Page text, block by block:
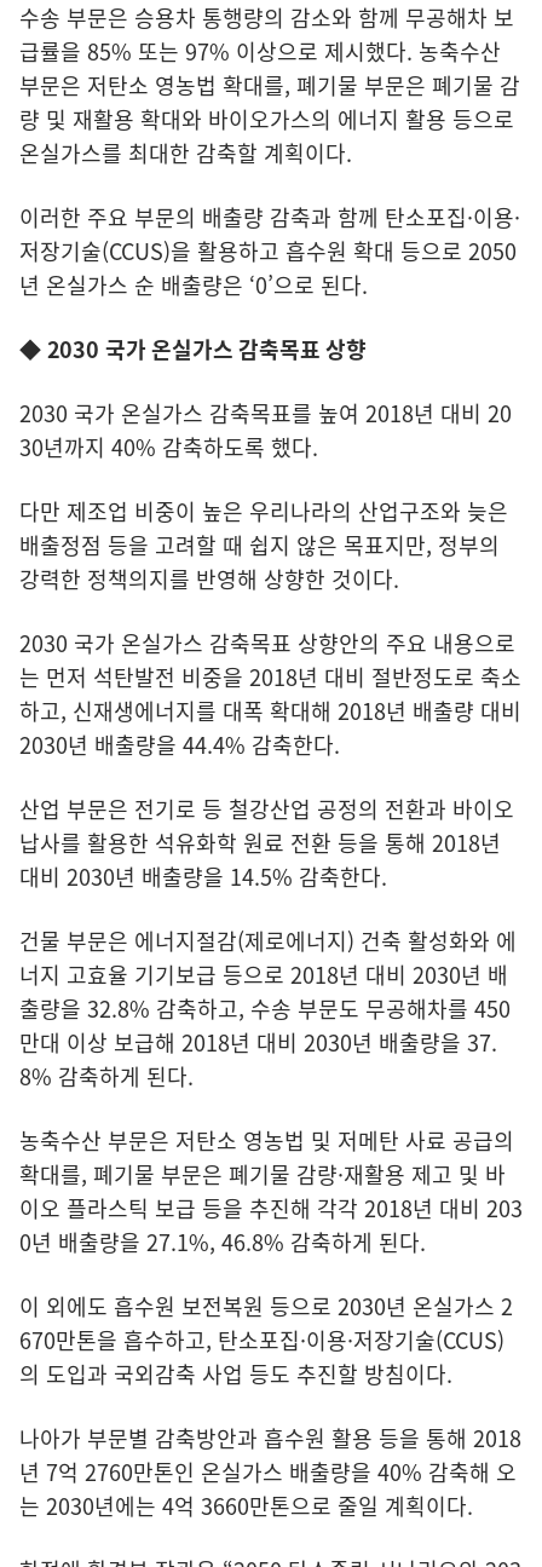
수송 부문은 승용차 통행량의 감소와 함께 무공해차 보
급률을 85% 또는 97% 이상으로 제시했다. 농축수산
부문은 저탄소 영농법 확대를, 폐기물 부문은 폐기물 감
량 및 재활용 확대와 바이오가스의 에너지 활용 등으로
온실가스를 최대한 감축할 계획이다.
이러한 주요 부문의 배출량 감축과 함께 탄소포집·이용·
저장기술(CCUS)을 활용하고 흡수원 확대 등으로 2050
년 온실가스 순 배출량은 ‘0’으로 된다.
◆ 2030 국가 온실가스 감축목표 상향
2030 국가 온실가스 감축목표를 높여 2018년 대비 20
30년까지 40% 감축하도록 했다.
다만 제조업 비중이 높은 우리나라의 산업구조와 늦은
배출정점 등을 고려할 때 쉽지 않은 목표지만, 정부의
강력한 정책의지를 반영해 상향한 것이다.
2030 국가 온실가스 감축목표 상향안의 주요 내용으로
는 먼저 석탄발전 비중을 2018년 대비 절반정도로 축소
하고, 신재생에너지를 대폭 확대해 2018년 배출량 대비
2030년 배출량을 44.4% 감축한다.
산업 부문은 전기로 등 철강산업 공정의 전환과 바이오
납사를 활용한 석유화학 원료 전환 등을 통해 2018년
대비 2030년 배출량을 14.5% 감축한다.
건물 부문은 에너지절감(제로에너지) 건축 활성화와 에
너지 고효율 기기보급 등으로 2018년 대비 2030년 배
출량을 32.8% 감축하고, 수송 부문도 무공해차를 450
만대 이상 보급해 2018년 대비 2030년 배출량을 37.
8% 감축하게 된다.
농축수산 부문은 저탄소 영농법 및 저메탄 사료 공급의
확대를, 폐기물 부문은 폐기물 감량·재활용 제고 및 바
이오 플라스틱 보급 등을 추진해 각각 2018년 대비 203
0년 배출량을 27.1%, 46.8% 감축하게 된다.
이 외에도 흡수원 보전복원 등으로 2030년 온실가스 2
670만톤을 흡수하고, 탄소포집·이용·저장기술(CCUS)
의 도입과 국외감축 사업 등도 추진할 방침이다.
나아가 부문별 감축방안과 흡수원 활용 등을 통해 2018
년 7억 2760만톤인 온실가스 배출량을 40% 감축해 오
는 2030년에는 4억 3660만톤으로 줄일 계획이다.